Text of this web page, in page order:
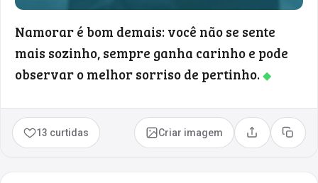
Namorar é bom demais: você não se sente
mais sozinho, sempre ganha carinho e pode
observar o melhor sorriso de pertinho.◆
13 curtidas Criar imagem Compartilhar
Copiar